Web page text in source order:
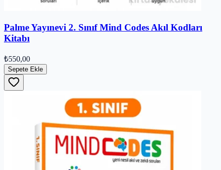
Palme Yayınevi 2. Sınıf Mind Codes Akıl Kodları
Kitabı
₺550,00
Sepete Ekle